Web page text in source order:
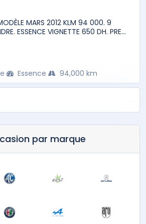
MARS 2012 KLM 94 000. 9
ESSENCE VIGNETTE 650 DH. PRE...
Essence 94,000 km
par marque